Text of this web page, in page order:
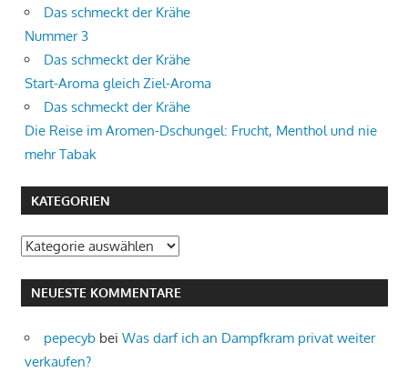
Das schmeckt der Krähe
Nummer 3
Das schmeckt der Krähe
Start-Aroma gleich Ziel-Aroma
Das schmeckt der Krähe
Die Reise im Aromen-Dschungel: Frucht, Menthol und nie
mehr Tabak
KATEGORIEN
Kategorien
NEUESTE KOMMENTARE
pepecyb bei Was darf ich an Dampfkram privat weiter
verkaufen?